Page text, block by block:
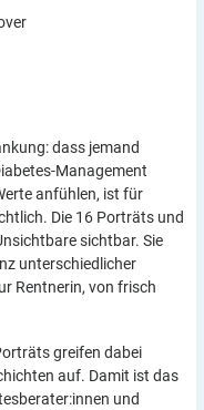
dass jemand
Management
anfühlen, ist für
Die 16 Porträts und
sichtbar. Sie
unterschiedlicher
Rentnerin, von frisch
greifen dabei
auf. Damit ist das
und